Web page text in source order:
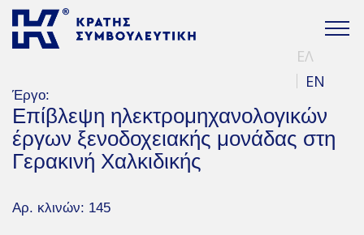
ΕΛ
EN
Έργο:
Επίβλεψη ηλεκτρομηχανολογικών
έργων ξενοδοχειακής μονάδας στη
Γερακινή Χαλκιδικής
Αρ. κλινών: 145